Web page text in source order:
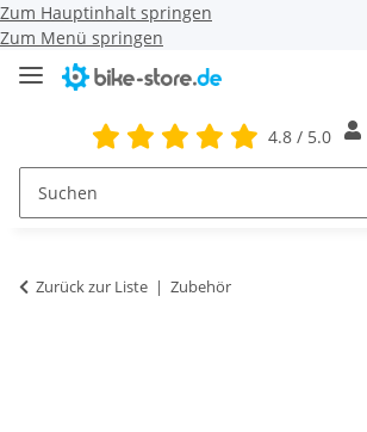
Zum Hauptinhalt springen
Zum Menü springen
4.8 / 5.0
Zurück zur Liste Zubehör